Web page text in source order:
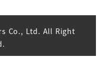
Co., Ltd. All Right